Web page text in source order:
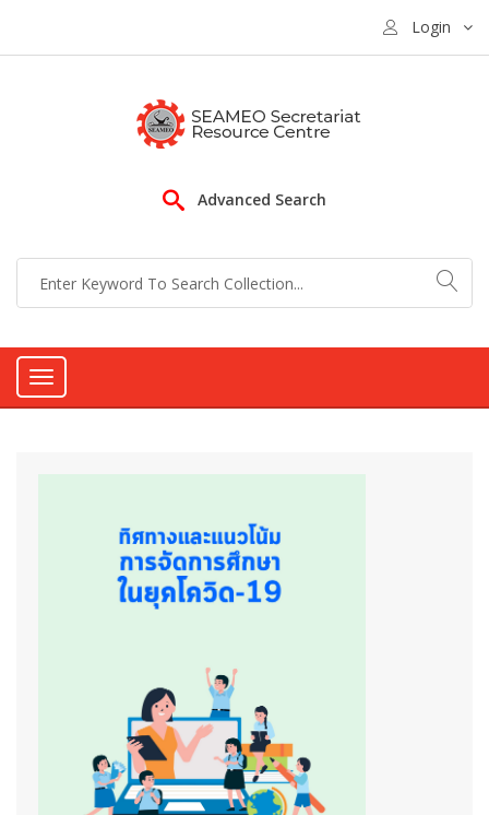
Login
Advanced Search
Toggle